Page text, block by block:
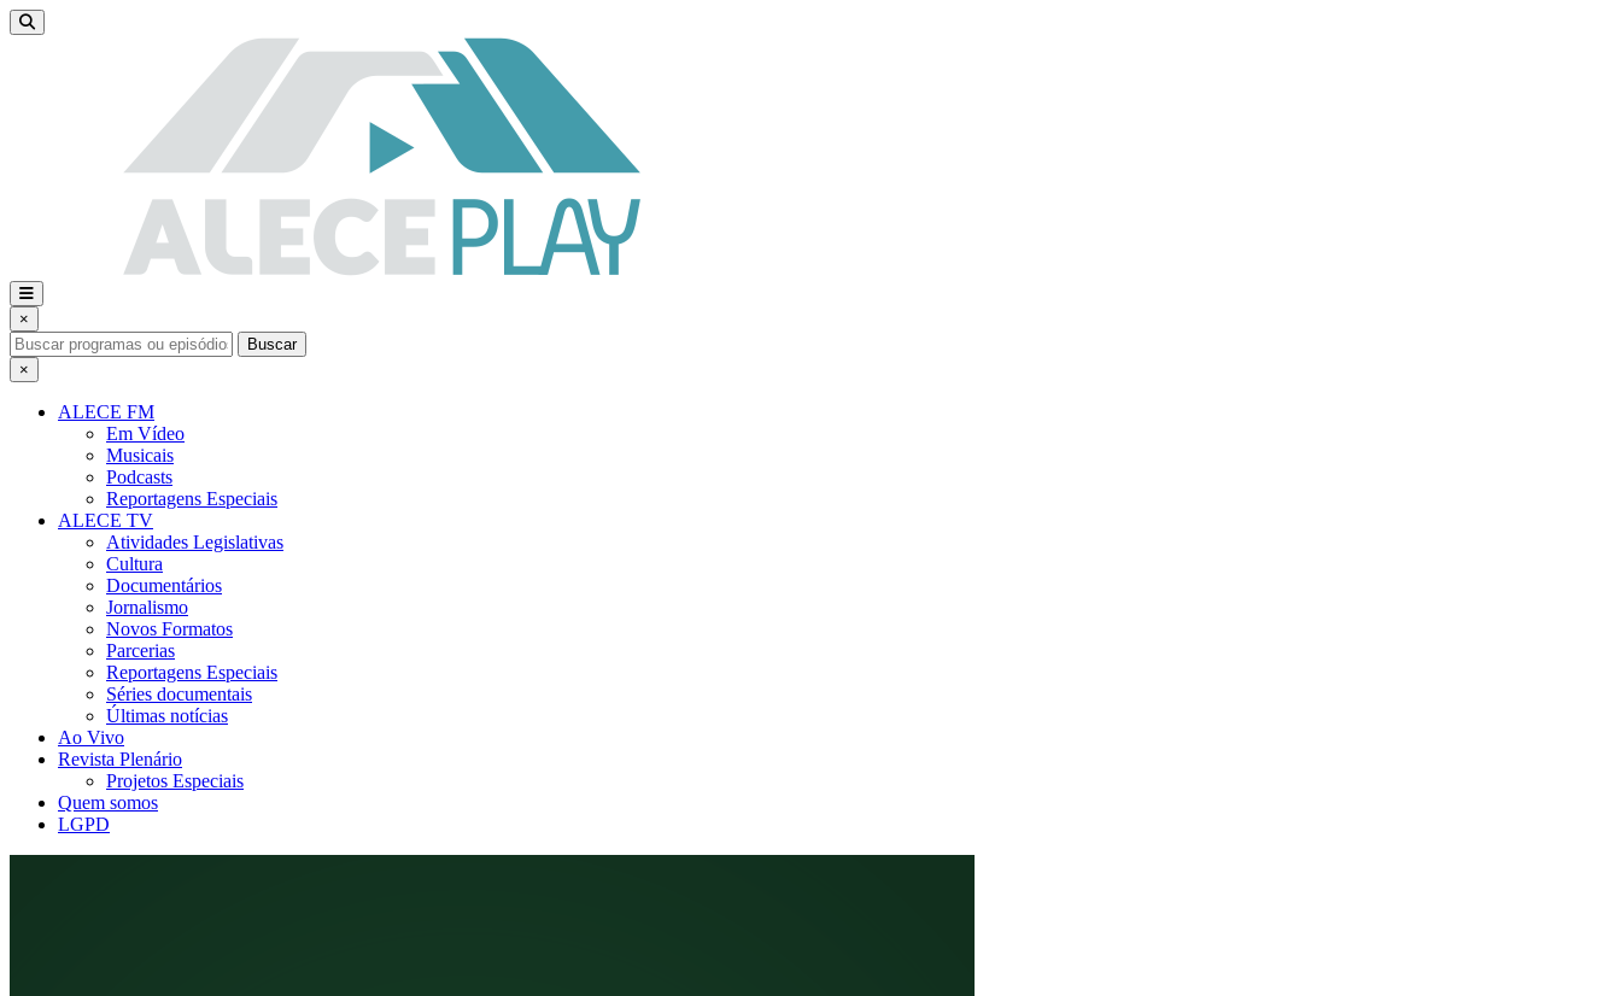
×
Buscar
×
ALECE FM
Em Vídeo
Musicais
Podcasts
Reportagens Especiais
ALECE TV
Atividades Legislativas
Cultura
Documentários
Jornalismo
Novos Formatos
Parcerias
Reportagens Especiais
Séries documentais
Últimas notícias
Ao Vivo
Revista Plenário
Projetos Especiais
Quem somos
LGPD